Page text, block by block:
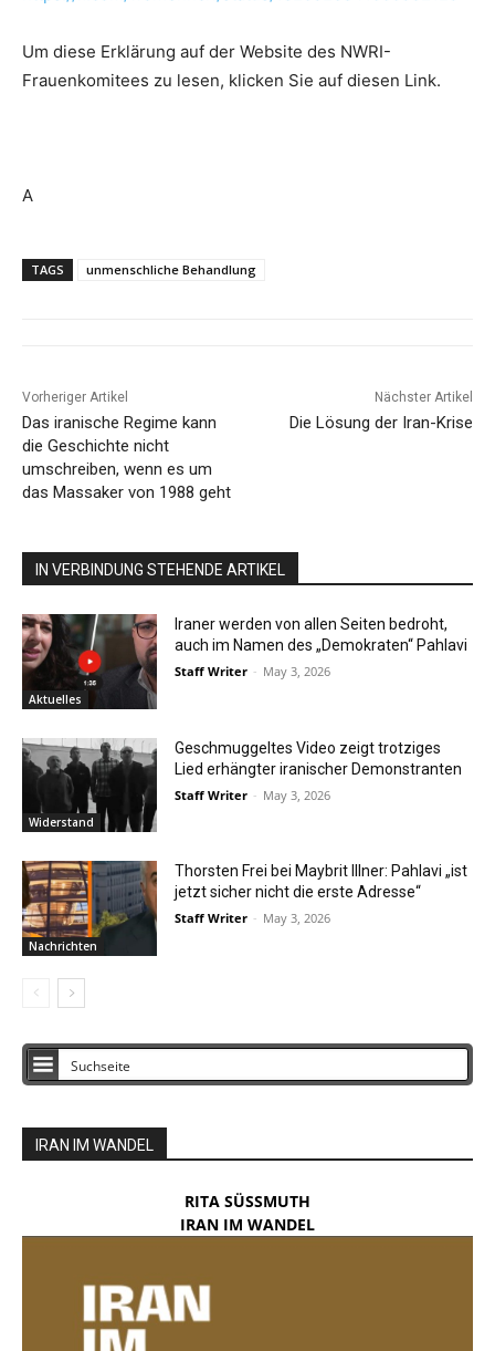
Um diese Erklärung auf der Website des NWRI-
Frauenkomitees zu lesen, klicken Sie auf diesen Link.
A
TAGS unmenschliche Behandlung
Vorheriger Artikel
Das iranische Regime kann
die Geschichte nicht
umschreiben, wenn es um
das Massaker von 1988 geht
Nächster Artikel
Die Lösung der Iran-Krise
IN VERBINDUNG STEHENDE ARTIKEL
Aktuelles
Iraner werden von allen Seiten bedroht,
auch im Namen des „Demokraten“ Pahlavi
Staff Writer - May 3, 2026
Widerstand
Geschmuggeltes Video zeigt trotziges
Lied erhängter iranischer Demonstranten
Staff Writer - May 3, 2026
Nachrichten
Thorsten Frei bei Maybrit Illner: Pahlavi „ist
jetzt sicher nicht die erste Adresse“
Staff Writer - May 3, 2026
IRAN IM WANDEL
RITA SÜSSMUTH
IRAN IM WANDEL